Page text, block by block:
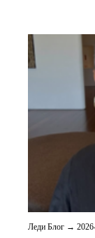
Леди Блог →